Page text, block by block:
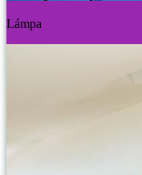
Lámpa